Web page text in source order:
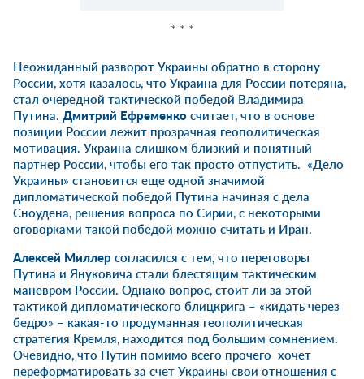
* * *
Неожиданный разворот Украины обратно в сторону
России, хотя казалось, что Украина для России потеряна,
стал очередной тактической победой Владимира
Путина. Дмитрий Ефременко считает, что в основе
позиции России лежит прозрачная геополитическая
мотивация. Украина слишком близкий и понятный
партнер России, чтобы его так просто отпустить. «Дело
Украины» становится еще одной значимой
дипломатической победой Путина начиная с дела
Сноудена, решения вопроса по Сирии, с некоторыми
оговорками такой победой можно считать и Иран.
Алексей Миллер согласился с тем, что переговоры
Путина и Януковича стали блестящим тактическим
маневром России. Однако вопрос, стоит ли за этой
тактикой дипломатического блицкрига – «кидать через
бедро» – какая-то продуманная геополитическая
стратегия Кремля, находится под большим сомнением.
Очевидно, что Путин помимо всего прочего хочет
переформатировать за счет Украины свои отношения с